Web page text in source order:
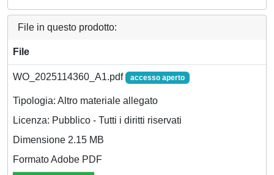
File in questo prodotto:
File
WO_2025114360_A1.pdf accesso aperto
Tipologia: Altro materiale allegato
Licenza: Pubblico - Tutti i diritti riservati
Dimensione 2.15 MB
Formato Adobe PDF